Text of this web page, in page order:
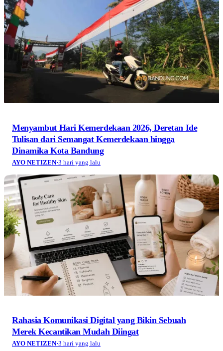
Menyambut Hari Kemerdekaan 2026, Deretan Ide
Tulisan dari Semangat Kemerdekaan hingga
Dinamika Kota Bandung
AYO NETIZEN·3 hari yang lalu
Rahasia Komunikasi Digital yang Bikin Sebuah
Merek Kecantikan Mudah Diingat
AYO NETIZEN·3 hari yang lalu